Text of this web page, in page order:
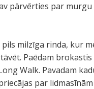
pārvērties par murgu
milzīga rinda, kur
Paēdam
Walk. Pavadam
par